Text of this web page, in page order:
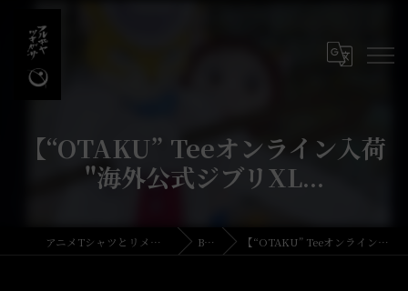
【“OTAKU” Teeオンライン入荷
"海外公式ジブリXL...
アニメTシャツとリメイク・古着の古着屋月暈 BLOG 【“OTAKU” Teeオンライン入荷 "海外公式ジブリXL...